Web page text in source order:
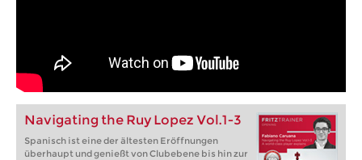
Navigating the Ruy Lopez Vol.1-3
Spanisch ist eine der ältesten Eröffnungen
überhaupt und genießt von Clubebene bis hin zur